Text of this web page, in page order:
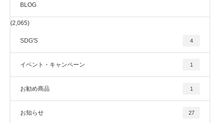
BLOG
(2,065)
SDG'S 4
イベント・キャンペーン 1
お勧め商品 1
お知らせ 27